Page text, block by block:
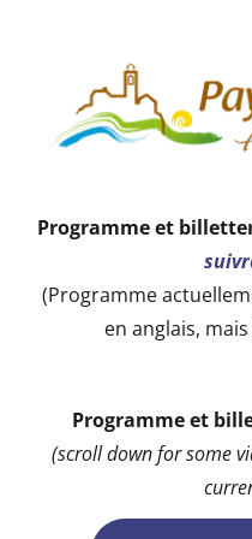
Programme et
(Programme
en anglais,
Programme et
(scroll down for some